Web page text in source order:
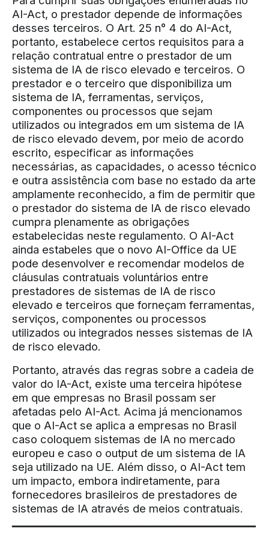
AI-Act, o prestador depende de informações
desses terceiros. O Art. 25 n° 4 do AI-Act,
portanto, estabelece certos requisitos para a
relação contratual entre o prestador de um
sistema de IA de risco elevado e terceiros. O
prestador e o terceiro que disponibiliza um
sistema de IA, ferramentas, serviços,
componentes ou processos que sejam
utilizados ou integrados em um sistema de IA
de risco elevado devem, por meio de acordo
escrito, especificar as informações
necessárias, as capacidades, o acesso técnico
e outra assistência com base no estado da arte
amplamente reconhecido, a fim de permitir que
o prestador do sistema de IA de risco elevado
cumpra plenamente as obrigações
estabelecidas neste regulamento. O AI-Act
ainda estabeles que o novo AI-Office da UE
pode desenvolver e recomendar modelos de
cláusulas contratuais voluntários entre
prestadores de sistemas de IA de risco
elevado e terceiros que forneçam ferramentas,
serviços, componentes ou processos
utilizados ou integrados nesses sistemas de IA
de risco elevado.
Portanto, através das regras sobre a cadeia de
valor do IA-Act, existe uma terceira hipótese
em que empresas no Brasil possam ser
afetadas pelo AI-Act. Acima já mencionamos
que o AI-Act se aplica a empresas no Brasil
caso coloquem sistemas de IA no mercado
europeu e caso o output de um sistema de IA
seja utilizado na UE. Além disso, o AI-Act tem
um impacto, embora indiretamente, para
fornecedores brasileiros de prestadores de
sistemas de IA através de meios contratuais.
▔▔▔▔▔▔▔▔▔▔▔▔▔▔▔▔▔▔▔▔▔▔▔▔▔▔▔▔▔